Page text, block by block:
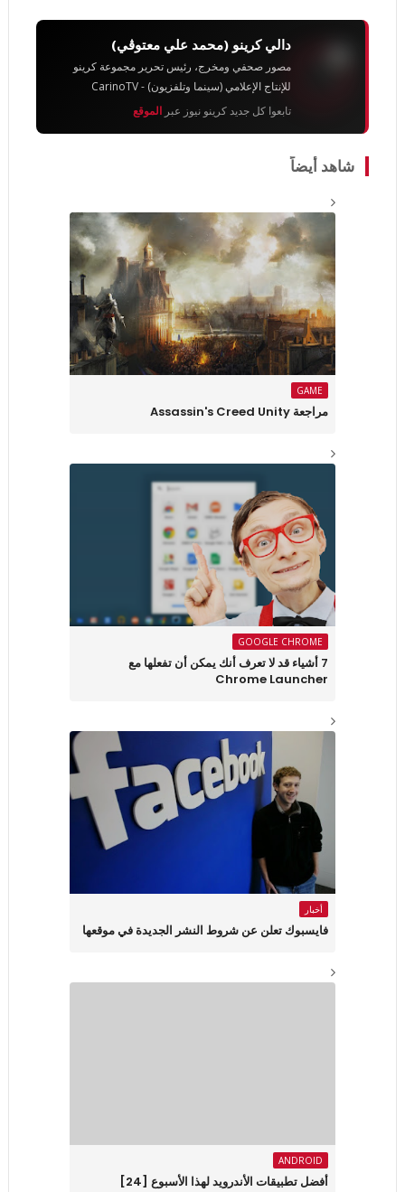
دالي كرينو (محمد علي معتوڨي)
مصور صحفي ومخرج، رئيس تحرير مجموعة كرينو
للإنتاج الإعلامي (سينما وتلفزيون) - CarinoTV
تابعوا كل جديد كرينو نيوز عبر الموقع
شاهد أيضاً
GAME
مراجعة Assassin's Creed Unity
GOOGLE CHROME
7 أشياء قد لا تعرف أنك يمكن أن تفعلها مع
Chrome Launcher
أخبار
فايسبوك تعلن عن شروط النشر الجديدة في موقعها
ANDROID
أفضل تطبيقات الأندرويد لهذا الأسبوع ‏[24]